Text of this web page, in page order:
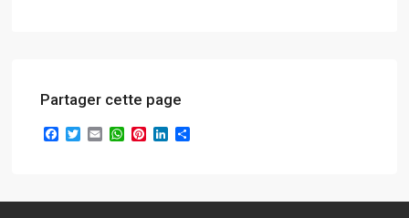
Partager cette page
Facebook
TwitterEmailWhatsApp
PinterestLinkedIn